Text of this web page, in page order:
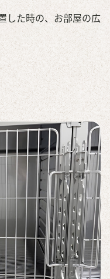
した時の、お部屋の広